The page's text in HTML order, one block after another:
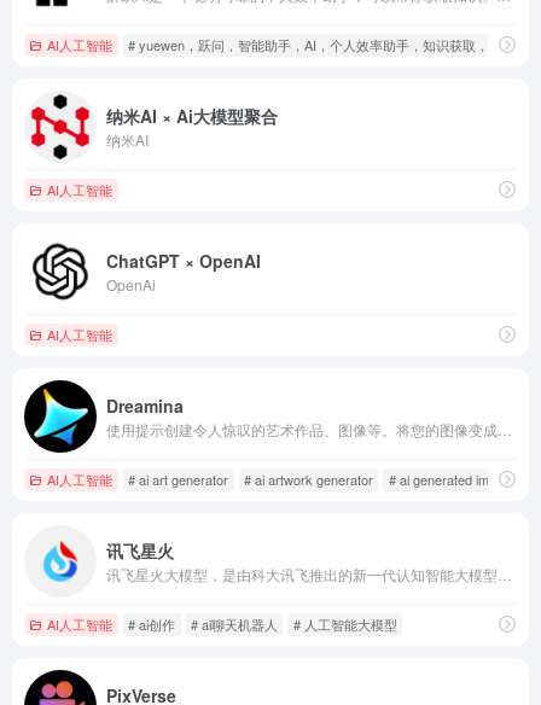
AI人工智能 # yuewen，跃问，智能助手，AI，个人效率助手，知识获取，信息
纳米AI × Ai大模型聚合
纳米AI
AI人工智能
ChatGPT × OpenAI
OpenAi
AI人工智能
Dreamina
AI人工智能 # ai art generator # ai artwork generator # ai generated images
讯飞星火
AI人工智能 # ai创作 # ai聊天机器人 # 人工智能大模型
PixVerse